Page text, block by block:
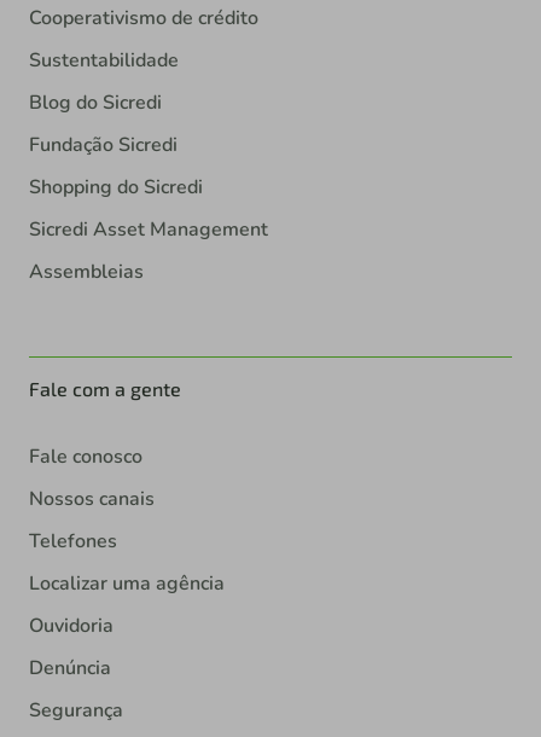
Cooperativismo de crédito
Sustentabilidade
Blog do Sicredi
Fundação Sicredi
Shopping do Sicredi
Sicredi Asset Management
Assembleias
Fale com a gente
Fale conosco
Nossos canais
Telefones
Localizar uma agência
Ouvidoria
Denúncia
Segurança